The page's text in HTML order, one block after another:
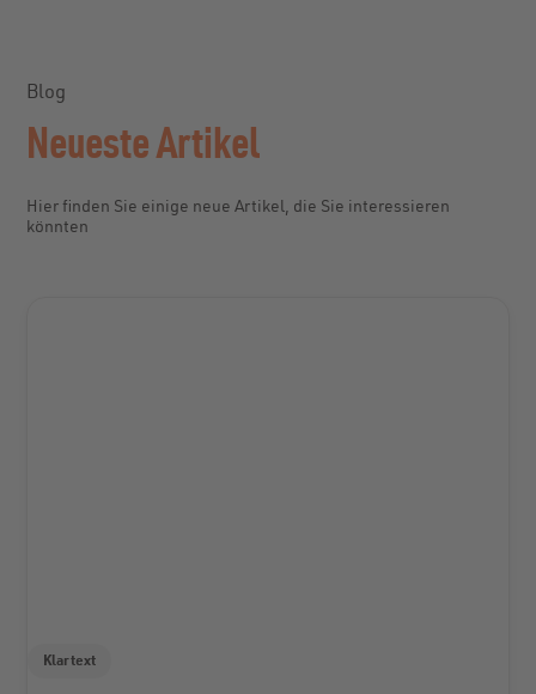
Blog
Neueste Artikel
Hier finden Sie einige neue Artikel, die Sie interessieren
könnten
Klartext